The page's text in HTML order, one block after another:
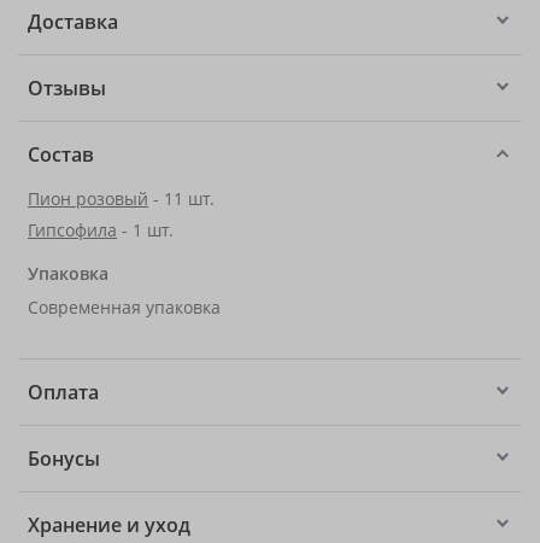
Доставка
Отзывы
Состав
Пион розовый - 11 шт.
Гипсофила - 1 шт.
Упаковка
Современная упаковка
Оплата
Бонусы
Хранение и уход